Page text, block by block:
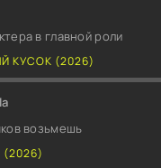
в главной роли
КУСОК (2026)
возьмешь